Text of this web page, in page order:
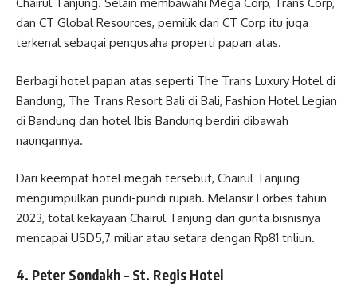
Chairul Tanjung. Selain membawahi Mega Corp, Trans Corp,
dan CT Global Resources, pemilik dari CT Corp itu juga
terkenal sebagai pengusaha properti papan atas.
Berbagi hotel papan atas seperti The Trans Luxury Hotel di
Bandung, The Trans Resort Bali di Bali, Fashion Hotel Legian
di Bandung dan hotel Ibis Bandung berdiri dibawah
naungannya.
Dari keempat hotel megah tersebut, Chairul Tanjung
mengumpulkan pundi-pundi rupiah. Melansir Forbes tahun
2023, total kekayaan Chairul Tanjung dari gurita bisnisnya
mencapai USD5,7 miliar atau setara dengan Rp81 triliun.
4. Peter Sondakh – St. Regis Hotel